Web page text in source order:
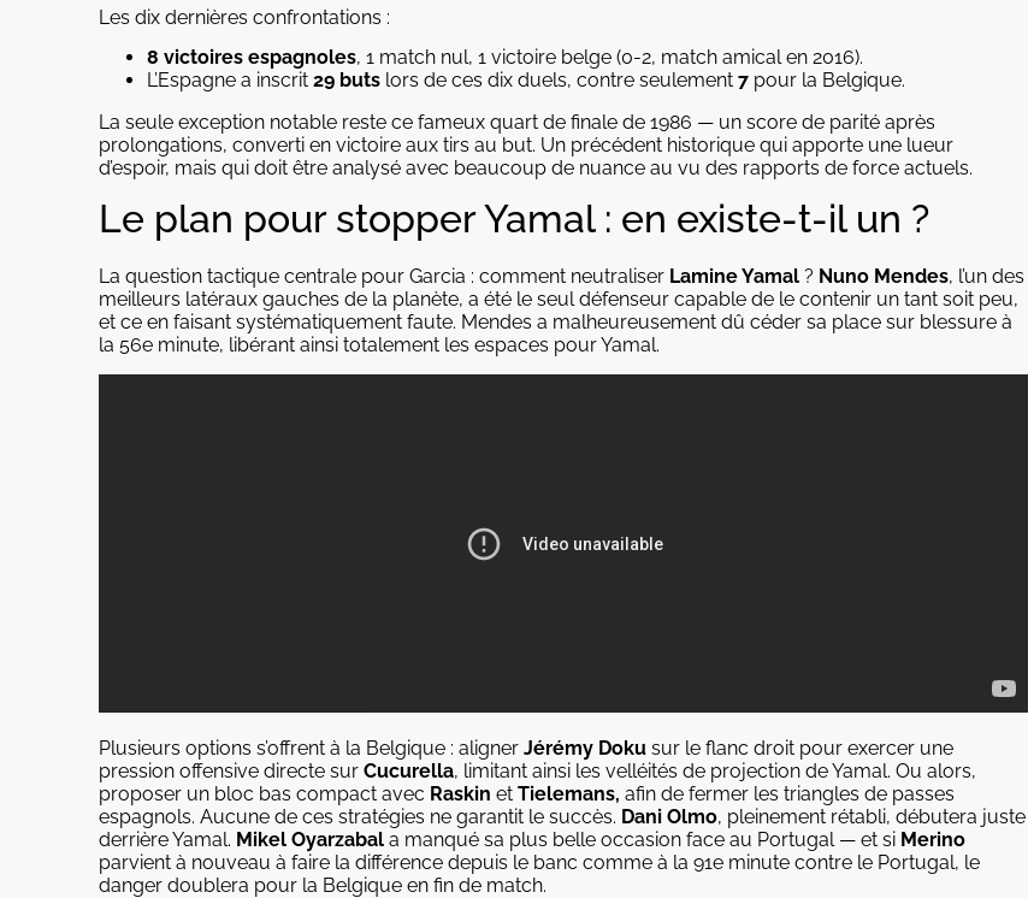
Les dix dernières confrontations :
8 victoires espagnoles, 1 match nul, 1 victoire belge (0-2, match amical en 2016).
L’Espagne a inscrit 29 buts lors de ces dix duels, contre seulement 7 pour la Belgique.
La seule exception notable reste ce fameux quart de finale de 1986 — un score de parité après
prolongations, converti en victoire aux tirs au but. Un précédent historique qui apporte une lueur
d’espoir, mais qui doit être analysé avec beaucoup de nuance au vu des rapports de force actuels.
Le plan pour stopper Yamal : en existe-t-il un ?
La question tactique centrale pour Garcia : comment neutraliser Lamine Yamal ? Nuno Mendes, l’un des
meilleurs latéraux gauches de la planète, a été le seul défenseur capable de le contenir un tant soit peu,
et ce en faisant systématiquement faute. Mendes a malheureusement dû céder sa place sur blessure à
la 56e minute, libérant ainsi totalement les espaces pour Yamal.
Plusieurs options s’offrent à la Belgique : aligner Jérémy Doku sur le flanc droit pour exercer une
pression offensive directe sur Cucurella, limitant ainsi les velléités de projection de Yamal. Ou alors,
proposer un bloc bas compact avec Raskin et Tielemans, afin de fermer les triangles de passes
espagnols. Aucune de ces stratégies ne garantit le succès. Dani Olmo, pleinement rétabli, débutera juste
derrière Yamal. Mikel Oyarzabal a manqué sa plus belle occasion face au Portugal — et si Merino
parvient à nouveau à faire la différence depuis le banc comme à la 91e minute contre le Portugal, le
danger doublera pour la Belgique en fin de match.